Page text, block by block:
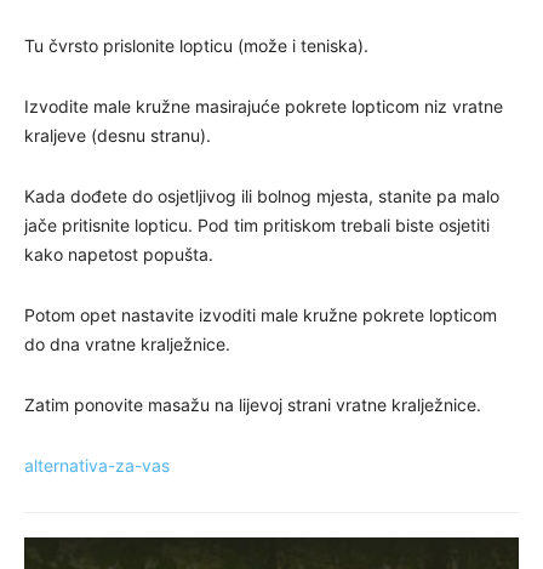
Tu čvrsto prislonite lopticu (može i teniska).
Izvodite male kružne masirajuće pokrete lopticom niz vratne
kraljeve (desnu stranu).
Kada dođete do osjetljivog ili bolnog mjesta, stanite pa malo
jače pritisnite lopticu. Pod tim pritiskom trebali biste osjetiti
kako napetost popušta.
Potom opet nastavite izvoditi male kružne pokrete lopticom
do dna vratne kralježnice.
Zatim ponovite masažu na lijevoj strani vratne kralježnice.
alternativa-za-vas